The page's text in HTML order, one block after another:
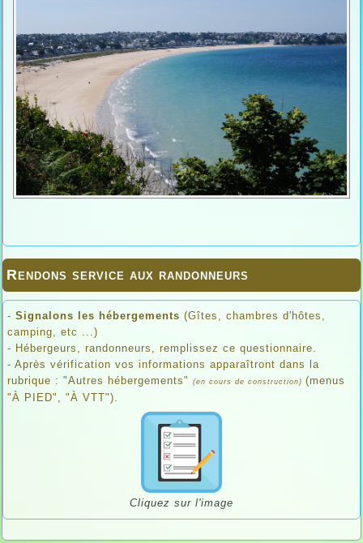
Rendons service aux randonneurs
- Signalons les hébergements (Gîtes, chambres d'hôtes,
camping, etc ...)
- Hébergeurs, randonneurs, remplissez ce questionnaire.
- Après vérification vos informations apparaîtront dans la
rubrique : "Autres hébergements"
(en cours de construction) (menus
"À PIED", "À VTT").
Cliquez sur l'image